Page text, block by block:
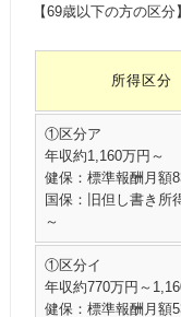
【69歳以下の方の区分】
所得区分
①区分ア
年収約1,160万円～
健保：標準報酬月額
国保：旧但し書き所
～
①区分イ
年収約770万円～
健保：標準報酬月額